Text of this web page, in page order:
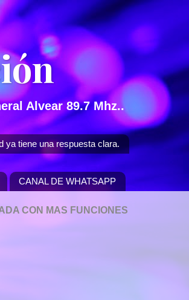
Alvear 89.7 Mhz..
ya tiene una respuesta clara.
CANAL DE WHATSAPP
CON MAS FUNCIONES